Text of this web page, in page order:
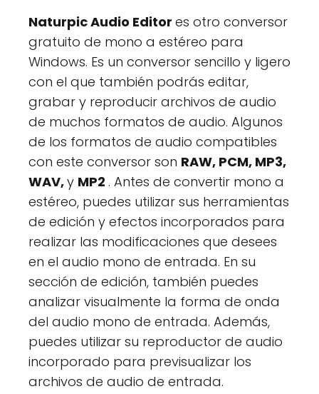
Naturpic Audio Editor es otro conversor
gratuito de mono a estéreo para
Windows. Es un conversor sencillo y ligero
con el que también podrás editar,
grabar y reproducir archivos de audio
de muchos formatos de audio. Algunos
de los formatos de audio compatibles
con este conversor son RAW, PCM, MP3,
WAV,y MP2 . Antes de convertir mono a
estéreo, puedes utilizar sus herramientas
de edición y efectos incorporados para
realizar las modificaciones que desees
en el audio mono de entrada. En su
sección de edición, también puedes
analizar visualmente la forma de onda
del audio mono de entrada. Además,
puedes utilizar su reproductor de audio
incorporado para previsualizar los
archivos de audio de entrada.